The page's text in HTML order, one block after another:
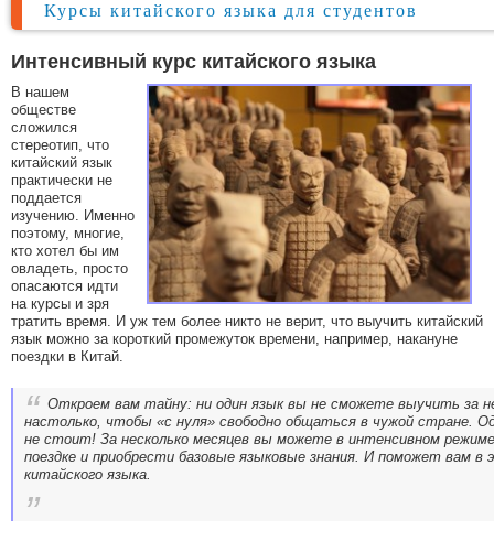
Курсы китайского языка для студентов
Интенсивный курс китайского языка
В нашем
обществе
сложился
стереотип, что
китайский язык
практически не
поддается
изучению. Именно
поэтому, многие,
кто хотел бы им
овладеть, просто
опасаются идти
на курсы и зря
тратить время. И уж тем более никто не верит, что выучить китайский
язык можно за короткий промежуток времени, например, накануне
поездки в Китай.
Откроем вам тайну: ни один язык вы не сможете выучить за
настолько, чтобы «с нуля» свободно общаться в чужой стране.
не стоит! За несколько месяцев вы можете в интенсивном
поездке и приобрести базовые языковые знания. И поможет вам в
китайского языка.